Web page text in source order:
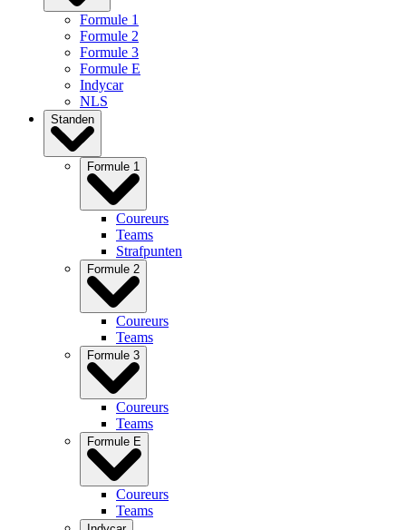
Formule 1
Formule 2
Formule 3
Formule E
Indycar
NLS
Standen
Formule 1
Coureurs
Teams
Strafpunten
Formule 2
Coureurs
Teams
Formule 3
Coureurs
Teams
Formule E
Coureurs
Teams